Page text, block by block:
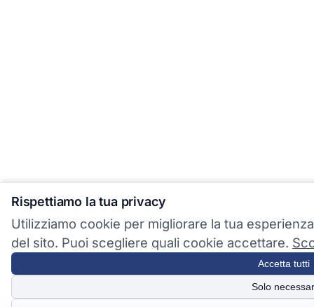
Rispettiamo la tua privacy
Utilizziamo cookie per migliorare la tua
del sito. Puoi scegliere quali cookie accettare.
Accetta tutti
Solo